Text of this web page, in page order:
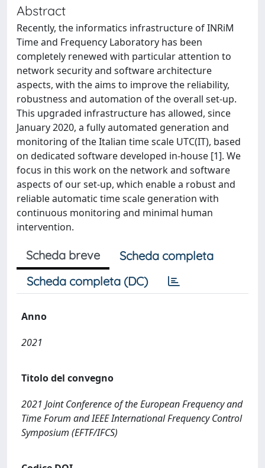
Abstract
Recently, the informatics infrastructure of INRiM
Time and Frequency Laboratory has been
completely renewed with particular attention to
network security and software architecture
aspects, with the aims to improve the reliability,
robustness and automation of the overall set-up.
This upgraded infrastructure has allowed, since
January 2020, a fully automated generation and
monitoring of the Italian time scale UTC(IT), based
on dedicated software developed in-house [1]. We
focus in this work on the network and software
aspects of our set-up, which enable a robust and
reliable automatic time scale generation with
continuous monitoring and minimal human
intervention.
Scheda breve
Scheda completa
Scheda completa (DC)
Anno
2021
Titolo del convegno
2021 Joint Conference of the European Frequency and
Time Forum and IEEE International Frequency Control
Symposium (EFTF/IFCS)